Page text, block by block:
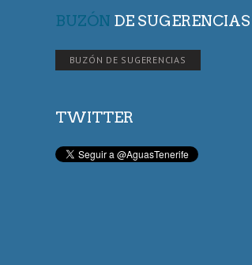
BUZÓN DE SUGERENCIAS
BUZÓN DE SUGERENCIAS
TWITTER